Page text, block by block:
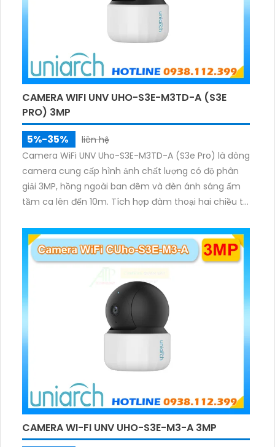
CAMERA WIFI UNV UHO-S3E-M3TD-A (S3E
PRO) 3MP
5%-35%
liên hệ
Camera WiFi UNV Uho-S3E-M3TD-A (S3e Pro) là dòng
camera cung cấp hình ảnh chất lượng có độ phân
giải 3MP, hồng ngoài ban đêm và đèn ánh sáng ấm
tầm ca lên đến 10m. Tích hợp đàm thoại hai chiều to
CAMERA WI-FI UNV UHO-S3E-M3-A 3MP